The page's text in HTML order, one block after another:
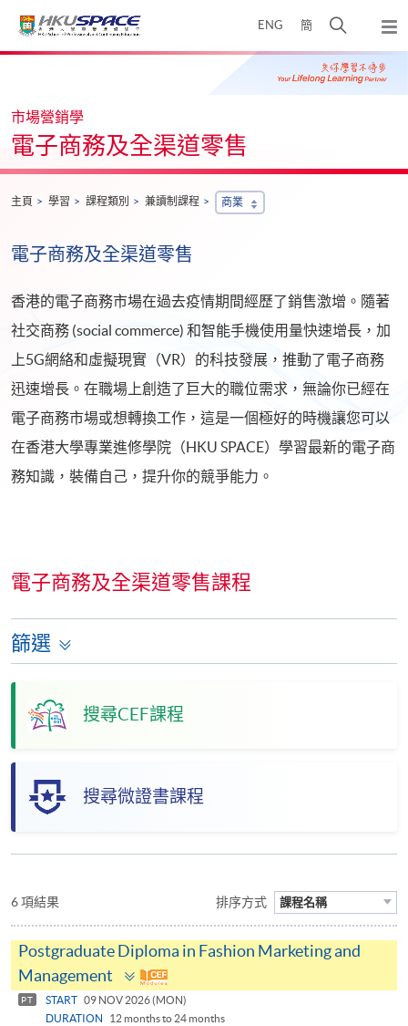
ENG 簡
開
搜
尋
彈
出
主
Main
市場營銷學
電子商務及全渠道零售
主頁 學習 課程類別 兼讀制課程 商業
電子商務及全渠道零售
香港的電子商務市場在過去疫情期間經歷了銷售激增。隨著
社交商務 (social commerce) 和智能手機使用量快速增長，加
上5G網絡和虛擬現實（VR）的科技發展，推動了電子商務
迅速增長。在職場上創造了巨大的職位需求，無論你已經在
電子商務市場或想轉換工作，這是一個極好的時機讓您可以
在香港大學專業進修學院（HKU SPACE）學習最新的電子商
務知識，裝備自己，提升你的競爭能力。
電子商務及全渠道零售課程
篩選
搜尋CEF課程
搜尋微證書課程
6 項結果 排序方式 課程名稱
Postgraduate Diploma in Fashion Marketing and
Management
Toggle
panel
PT START 09 NOV 2026 (MON)
DURATION
12 months to 24 months